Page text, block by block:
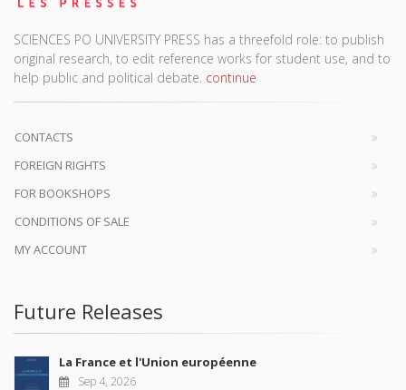
SCIENCES PO UNIVERSITY PRESS has a threefold role: to publish
original research, to edit reference works for student use, and to
help public and political debate. continue
CONTACTS
FOREIGN RIGHTS
FOR BOOKSHOPS
CONDITIONS OF SALE
MY ACCOUNT
Future Releases
La France et l'Union européenne
Sep 4, 2026